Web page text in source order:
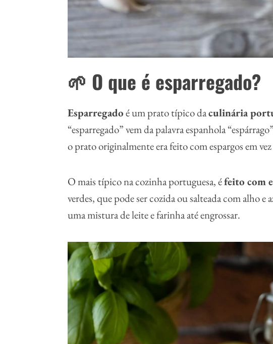
🌱 O que é esparregado?
Esparregadoé um prato típico daculinária
“esparregado” vem da palavra espanhola
o prato originalmente era feito com espargos em
O mais típico na cozinha portuguesa, éfeito com
verdes, que pode ser cozida ou salteada com alho
uma mistura de leite e farinha até engrossar.